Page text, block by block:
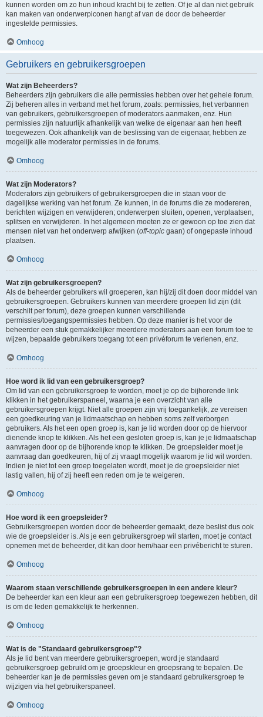
kunnen worden om zo hun inhoud kracht bij te zetten. Of je al dan niet gebruik
kan maken van onderwerpiconen hangt af van de door de beheerder
ingestelde permissies.
Omhoog
Gebruikers en gebruikersgroepen
Wat zijn Beheerders?
Beheerders zijn gebruikers die alle permissies hebben over het gehele forum.
Zij beheren alles in verband met het forum, zoals: permissies, het verbannen
van gebruikers, gebruikersgroepen of moderators aanmaken, enz. Hun
permissies zijn natuurlijk afhankelijk van welke de eigenaar aan hen heeft
toegewezen. Ook afhankelijk van de beslissing van de eigenaar, hebben ze
mogelijk alle moderator permissies in de forums.
Omhoog
Wat zijn Moderators?
Moderators zijn gebruikers of gebruikersgroepen die in staan voor de
dagelijkse werking van het forum. Ze kunnen, in de forums die ze modereren,
berichten wijzigen en verwijderen; onderwerpen sluiten, openen, verplaatsen,
splitsen en verwijderen. In het algemeen moeten ze er gewoon op toe zien dat
mensen niet van het onderwerp afwijken (off-topic gaan) of ongepaste inhoud
plaatsen.
Omhoog
Wat zijn gebruikersgroepen?
Als de beheerder gebruikers wil groeperen, kan hij/zij dit doen door middel van
gebruikersgroepen. Gebruikers kunnen van meerdere groepen lid zijn (dit
verschilt per forum), deze groepen kunnen verschillende
permissies/toegangspermissies hebben. Op deze manier is het voor de
beheerder een stuk gemakkelijker meerdere moderators aan een forum toe te
wijzen, bepaalde gebruikers toegang tot een privéforum te verlenen, enz.
Omhoog
Hoe word ik lid van een gebruikersgroep?
Om lid van een gebruikersgroep te worden, moet je op de bijhorende link
klikken in het gebruikerspaneel, waarna je een overzicht van alle
gebruikersgroepen krijgt. Niet alle groepen zijn vrij toegankelijk, ze vereisen
een goedkeuring van je lidmaatschap en hebben soms zelf verborgen
gebruikers. Als het een open groep is, kan je lid worden door op de hiervoor
dienende knop te klikken. Als het een gesloten groep is, kan je je lidmaatschap
aanvragen door op de bijhorende knop te klikken. De groepsleider moet je
aanvraag dan goedkeuren, hij of zij vraagt mogelijk waarom je lid wil worden.
Indien je niet tot een groep toegelaten wordt, moet je de groepsleider niet
lastig vallen, hij of zij heeft een reden om je te weigeren.
Omhoog
Hoe word ik een groepsleider?
Gebruikersgroepen worden door de beheerder gemaakt, deze beslist dus ook
wie de groepsleider is. Als je een gebruikersgroep wil starten, moet je contact
opnemen met de beheerder, dit kan door hem/haar een privébericht te sturen.
Omhoog
Waarom staan verschillende gebruikersgroepen in een andere kleur?
De beheerder kan een kleur aan een gebruikersgroep toegewezen hebben, dit
is om de leden gemakkelijk te herkennen.
Omhoog
Wat is de "Standaard gebruikersgroep"?
Als je lid bent van meerdere gebruikersgroepen, word je standaard
gebruikersgroep gebruikt om je groepskleur en groepsrang te bepalen. De
beheerder kan je de permissies geven om je standaard gebruikersgroep te
wijzigen via het gebruikerspaneel.
Omhoog